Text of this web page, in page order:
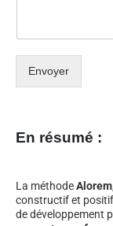
Envoyer
En résumé :
La méthodeAlorem
constructif et
de développement